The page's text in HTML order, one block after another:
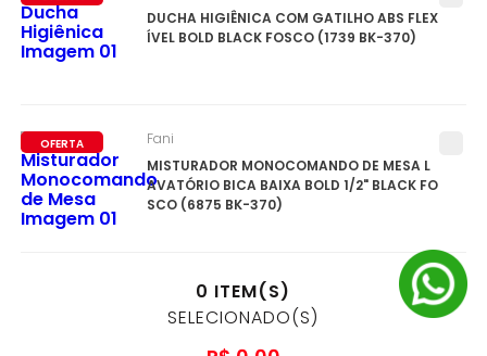
DUCHA HIGIÊNICA COM GATILHO ABS FLEX
ÍVEL BOLD BLACK FOSCO (1739 BK-370)
OFERTA
MISTURADOR MONOCOMANDO DE MESA L
AVATÓRIO BICA BAIXA BOLD 1/2" BLACK FO
SCO (6875 BK-370)
Fani
0 ITEM(S)
SELECIONADO(S)